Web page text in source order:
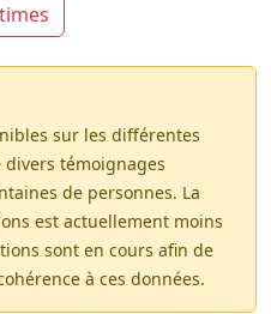
sur les différentes
témoignages
de personnes. La
est actuellement moins
sont en cours afin de
à ces données.